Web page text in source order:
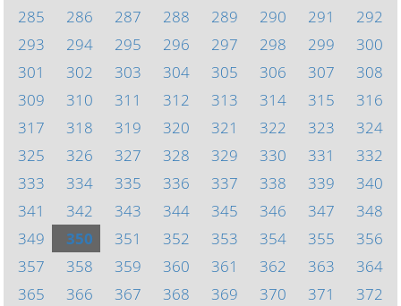
285
286 287 288 289 290 291
292
293
294 295 296 297 298 299
300
301
302 303 304 305 306 307
308
309
310 311 312 313 314 315
316
317
318 319 320 321 322 323
324
325
326 327 328 329 330 331
332
333
334 335 336 337 338 339
340
341
342 343 344 345 346 347
348
349
350 351 352 353 354 355
356
357
358 359 360 361 362 363
364
365
366 367 368 369 370 371 372